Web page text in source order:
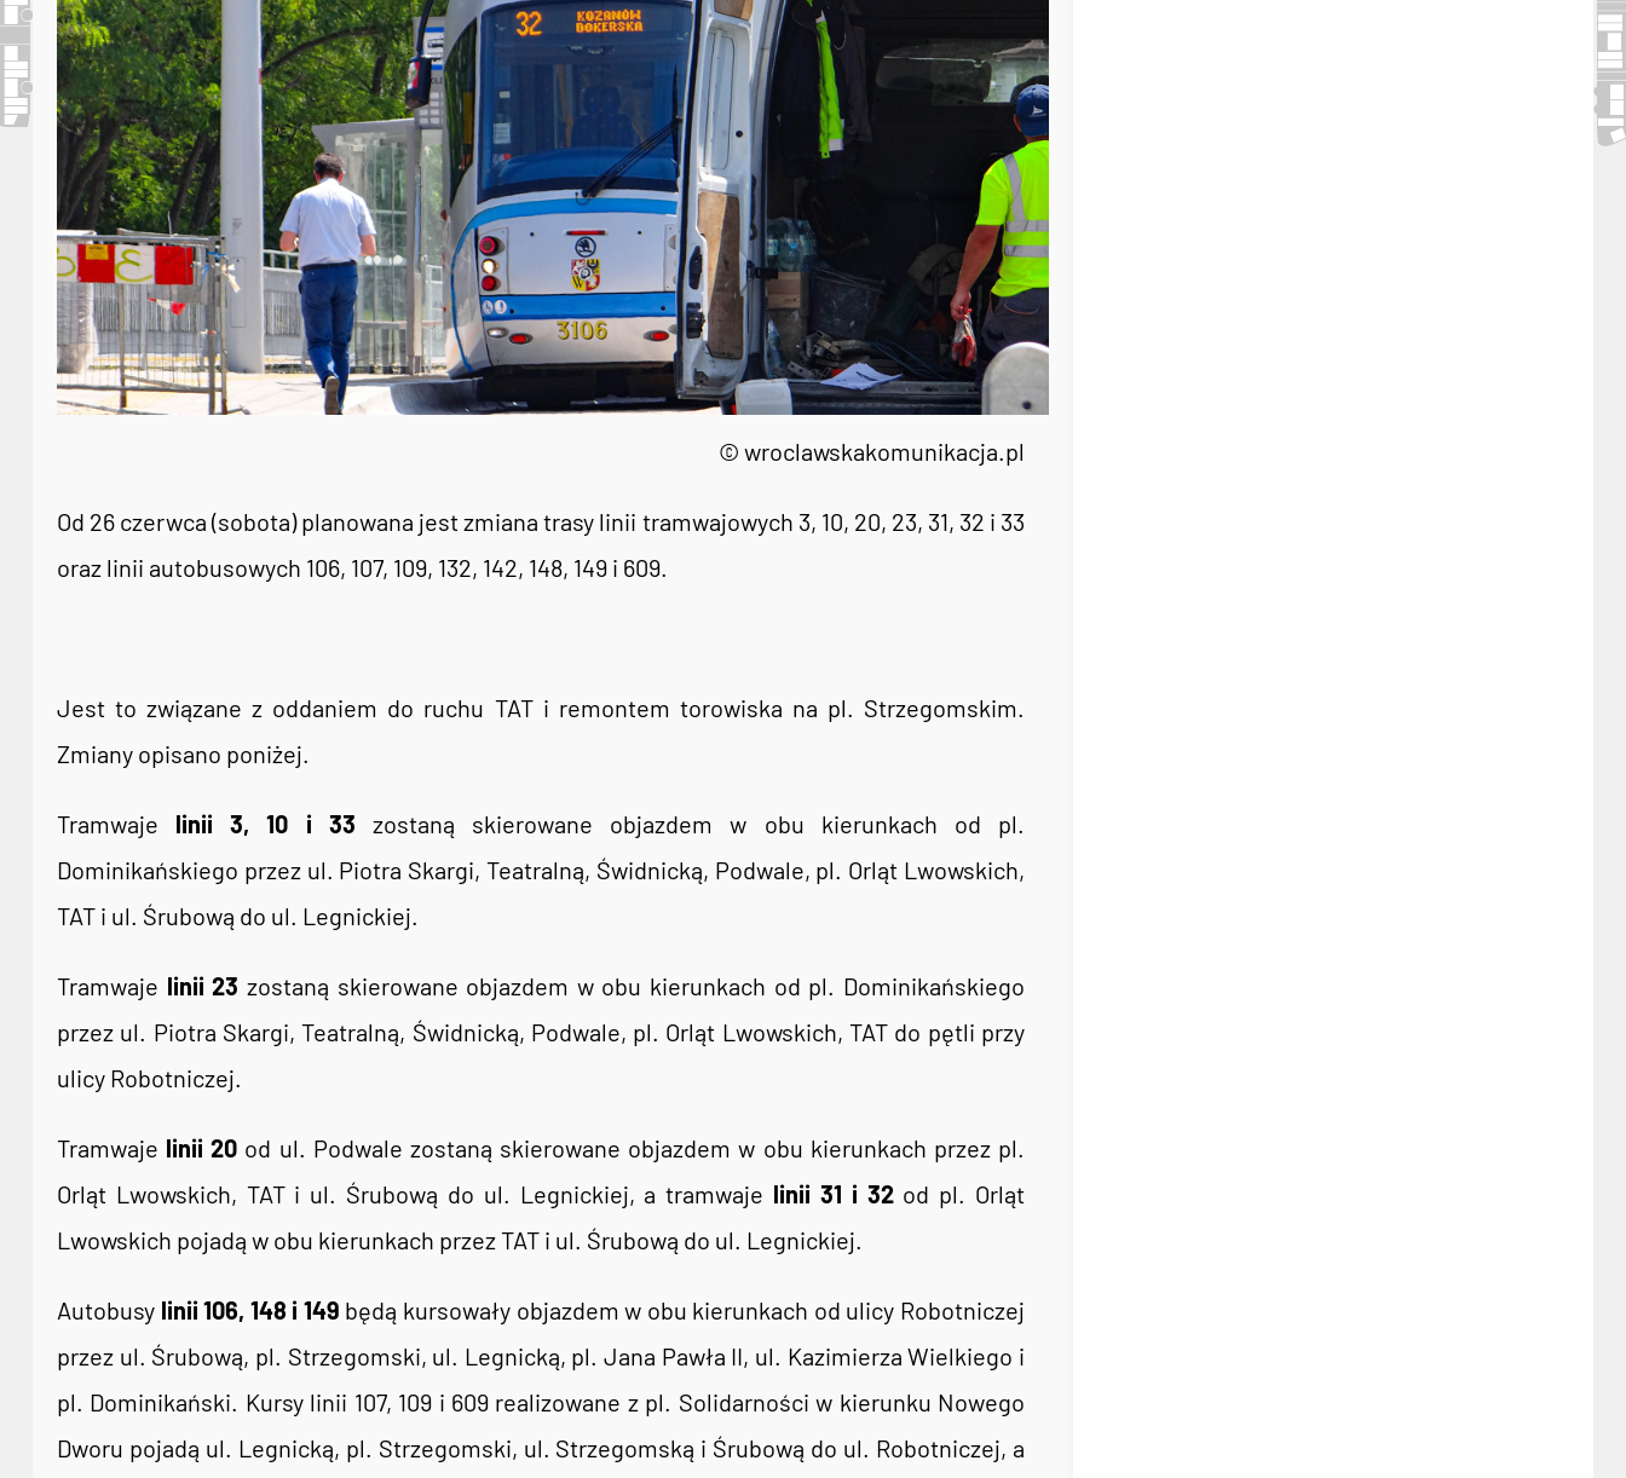
© wroclawskakomunikacja.pl
Od 26 czerwca (sobota) planowana jest zmiana trasy linii tramwajowych 3, 10, 20, 23, 31, 32 i 33
oraz linii autobusowych 106, 107, 109, 132, 142, 148, 149 i 609.
Jest to związane z oddaniem do ruchu TAT i remontem torowiska na pl. Strzegomskim.
Zmiany opisano poniżej.
Tramwaje linii 3, 10 i 33 zostaną skierowane objazdem w obu kierunkach od pl.
Dominikańskiego przez ul. Piotra Skargi, Teatralną, Świdnicką, Podwale, pl. Orląt Lwowskich,
TAT i ul. Śrubową do ul. Legnickiej.
Tramwaje linii 23 zostaną skierowane objazdem w obu kierunkach od pl. Dominikańskiego
przez ul. Piotra Skargi, Teatralną, Świdnicką, Podwale, pl. Orląt Lwowskich, TAT do pętli przy
ulicy Robotniczej.
Tramwaje linii 20 od ul. Podwale zostaną skierowane objazdem w obu kierunkach przez pl.
Orląt Lwowskich, TAT i ul. Śrubową do ul. Legnickiej, a tramwaje linii 31 i 32od pl. Orląt
Lwowskich pojadą w obu kierunkach przez TAT i ul. Śrubową do ul. Legnickiej.
Autobusy linii 106, 148 i 149 będą kursowały objazdem w obu kierunkach od ulicy Robotniczej
przez ul. Śrubową, pl. Strzegomski, ul. Legnicką, pl. Jana Pawła II, ul. Kazimierza Wielkiego i
pl. Dominikański. Kursy linii 107, 109 i 609 realizowane z pl. Solidarności w kierunku Nowego
Dworu pojadą ul. Legnicką, pl. Strzegomski, ul. Strzegomską i Śrubową do ul. Robotniczej, a